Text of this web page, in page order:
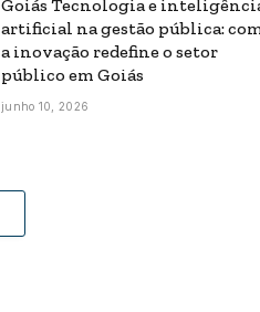
Goiás Tecnologia e
artificial na gestão pública:
a inovação redefine o setor
público em Goiás
junho 10, 2026